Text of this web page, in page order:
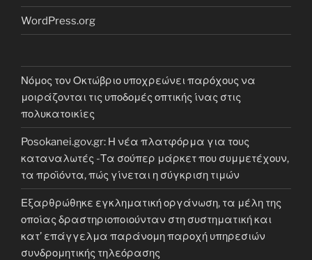
WordPress.org
Νόμος τον Οκτώβριο υποχρεώνει παρόχους να
μοιράζονται τις υποδομές οπτικής ίνας στις
πολυκατοικίες
Posokanei.gov.gr: Η νέα πλατφόρμα για τους
καταναλωτές -Τα σούπερ μάρκετ που συμμετέχουν,
τα προϊόντα, πώς γίνεται η σύγκριση τιμών
Εξαρθρώθηκε εγκληματική οργάνωση, τα μέλη της
οποίας δραστηριοποιούνταν στη συστηματική και
κατ’ επάγγελμα παράνομη παροχή υπηρεσιών
συνδρομητικής τηλεόρασης